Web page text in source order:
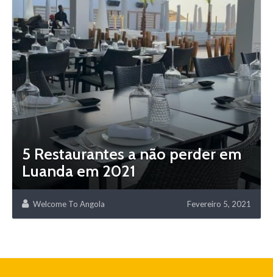
5 Restaurantes a não perder em
Luanda em 2021
Welcome To Angola Fevereiro 5, 2021